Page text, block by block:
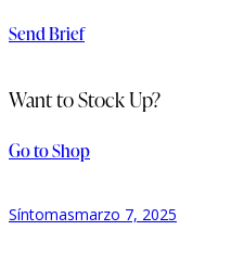
Send Brief
Want to Stock Up?
Go to Shop
Síntomasmarzo 7, 2025